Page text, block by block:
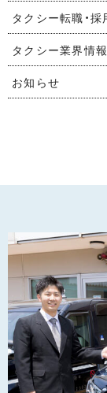
タクシー転職・採
タクシー業界情報
お知らせ